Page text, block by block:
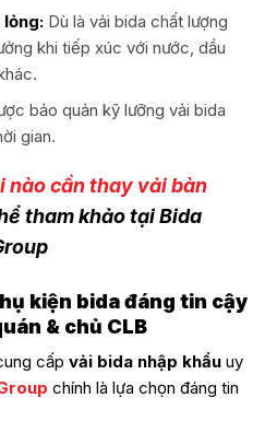
lỏng: Dù là vải bida chất lượng
khi tiếp xúc với nước, dầu
bảo quản kỹ lưỡng vải bida
gian.
nào cần thay vải bàn
tham khảo tại Bida
kiện bida đáng tin cậy
& chủ CLB
cấp vải bida nhập khẩu uy
chính là lựa chọn đáng tin